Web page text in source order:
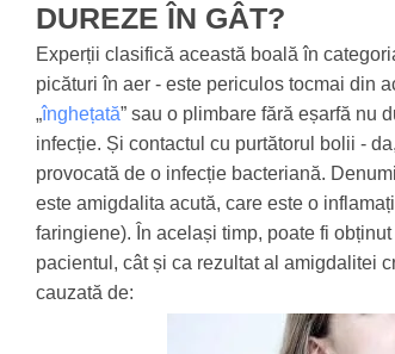
DUREZE ÎN GÂT?
Experții clasifică această boală în
picături în aer - este periculos tocmai din
„înghețată” sau o plimbare fără eșarfă nu
infecție. Și contactul cu purtătorul bolii -
provocată de o infecție bacteriană.
este amigdalita acută, care este o
faringiene). În același timp, poate fi
pacientul, cât și ca rezultat al amigdalitei
cauzată de: